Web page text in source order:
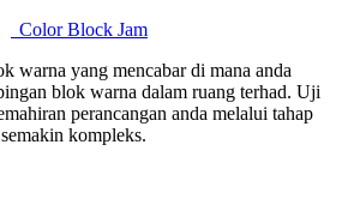
Color Block Jam
warna yang mencabar di mana anda
blok warna dalam ruang terhad. Uji
perancangan anda melalui tahap
kompleks.